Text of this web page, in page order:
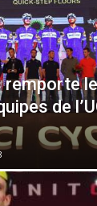
remporte le
de